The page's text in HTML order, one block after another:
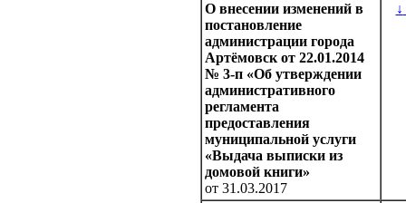
О внесении изменений в
постановление
администрации города
Артёмовск от 22.01.2014
№ 3-п «Об утверждении
административного
регламента
предоставления
муниципальной услуги
«Выдача выписки из
домовой книги»
от 31.03.2017
↓